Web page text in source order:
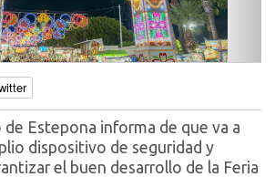
Estepona informa de que va a
dispositivo de seguridad y
el buen desarrollo de la Feria